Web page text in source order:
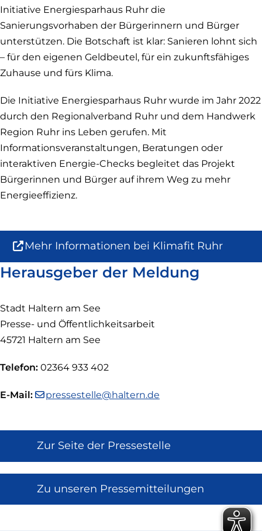
Initiative Energiesparhaus Ruhr die
Sanierungsvorhaben der Bürgerinnern und Bürger
unterstützen. Die Botschaft ist klar: Sanieren lohnt sich
– für den eigenen Geldbeutel, für ein zukunftsfähiges
Zuhause und fürs Klima.
Die Initiative Energiesparhaus Ruhr wurde im Jahr 2022
durch den Regionalverband Ruhr und dem Handwerk
Region Ruhr ins Leben gerufen. Mit
Informationsveranstaltungen, Beratungen oder
interaktiven Energie-Checks begleitet das Projekt
Bürgerinnen und Bürger auf ihrem Weg zu mehr
Energieeffizienz.
Mehr Informationen bei Klimafit Ruhr
(Link
ist
extern
öffnet
in
neuem
Herausgeber der Meldung
Stadt Haltern am See
Presse- und Öffentlichkeitsarbeit
45721 Haltern am See
Telefon: 02364 933 402
E-Mail: pressestelle@haltern.de
Zur Seite der Pressestelle
Zu unseren Pressemitteilungen